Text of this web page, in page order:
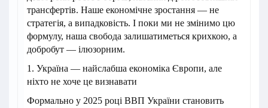
трансфертів. Наше економічне зростання — не
стратегія, а випадковість. І поки ми не змінимо цю
формулу, наша свобода залишатиметься крихкою, а
добробут — ілюзорним.
1. Україна — найслабша економіка Європи, але
ніхто не хоче це визнавати
Формально у 2025 році ВВП України становить